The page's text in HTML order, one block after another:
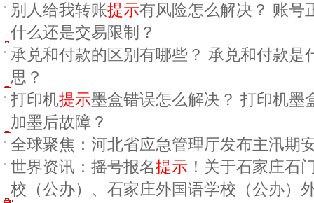
别人给我转账提示有风险怎么解决？ 账号
什么还是交易限制？
承兑和付款的区别有哪些？ 承兑和付款是
思？
打印机提示墨盒错误怎么解决？ 打印机墨
加墨后故障？
全球聚焦：河北省应急管理厅发布主汛期
世界资讯：摇号报名提示 ！关于石家庄石
校（公办）、石家庄外国语学校（公办）